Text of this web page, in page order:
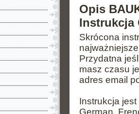
Opis
Instrukcja
Skrócona
Przydatna
masz czasu
adres email
Instrukcja